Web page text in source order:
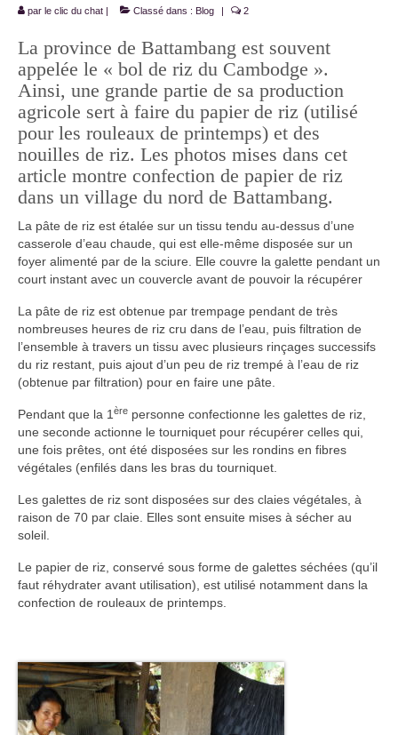
Les végétaux
Abstraction
Expositions
Les bandes dessinées
Projet : De fil et de soi-même
par le clic du chat Classé dans : Blog 2
La province de Battambang est souvent
appelée le « bol de riz du Cambodge ».
Ainsi, une grande partie de sa production
agricole sert à faire du papier de riz (utilisé
pour les rouleaux de printemps) et des
nouilles de riz. Les photos mises dans cet
article montre confection de papier de riz
dans un village du nord de Battambang.
La pâte de riz est étalée sur un tissu tendu au-dessus d’une
casserole d’eau chaude, qui est elle-même disposée sur un
foyer alimenté par de la sciure. Elle couvre la galette pendant un
court instant avec un couvercle avant de pouvoir la récupérer
La pâte de riz est obtenue par trempage pendant de très
nombreuses heures de riz cru dans de l’eau, puis filtration de
l’ensemble à travers un tissu avec plusieurs rinçages successifs
du riz restant, puis ajout d’un peu de riz trempé à l’eau de riz
(obtenue par filtration) pour en faire une pâte.
Pendant que la 1ère personne confectionne les galettes de riz,
une seconde actionne le tourniquet pour récupérer celles qui,
une fois prêtes, ont été disposées sur les rondins en fibres
végétales (enfilés dans les bras du tourniquet.
Les galettes de riz sont disposées sur des claies végétales, à
raison de 70 par claie. Elles sont ensuite mises à sécher au
soleil.
Le papier de riz, conservé sous forme de galettes séchées (qu’il
faut réhydrater avant utilisation), est utilisé notamment dans la
confection de rouleaux de printemps.